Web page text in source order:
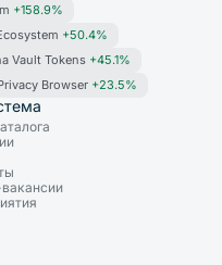
+158.9%
+50.4%
Vault Tokens +45.1%
Browser +23.5%